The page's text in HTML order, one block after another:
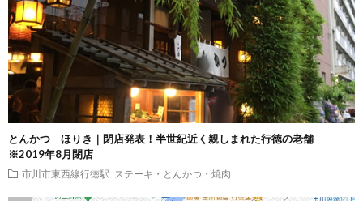
とんかつ ほりき｜閉店発表！半世紀近く親しまれた行徳の老舗
※2019年8月閉店
市川市東西線行徳駅 ステーキ・とんかつ・焼肉